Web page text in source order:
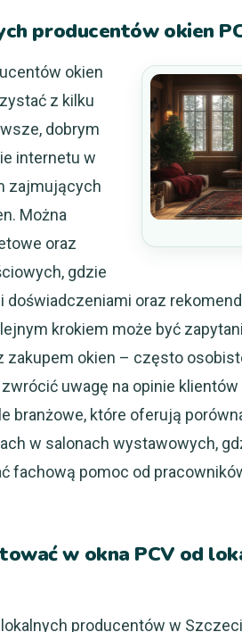
producentów okien
okien
z kilku
dobrym
internetu w
zajmujących
Można
oraz
gdzie
oraz
krokiem może być
zakupem okien – często
uwagę na opinie
branżowe, które oferują
w salonach wystawowych,
fachową pomoc od
w okna PCV od
producentów w